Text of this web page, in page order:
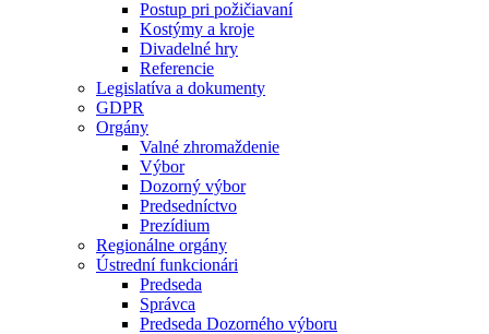
Postup pri požičiavaní
Kostýmy a kroje
Divadelné hry
Referencie
Legislatíva a dokumenty
GDPR
Orgány
Valné zhromaždenie
Výbor
Dozorný výbor
Predsedníctvo
Prezídium
Regionálne orgány
Ústrední funkcionári
Predseda
Správca
Predseda Dozorného výboru